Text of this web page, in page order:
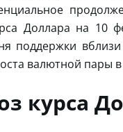
Доллара на 10
поддержки
валютной пары
курса